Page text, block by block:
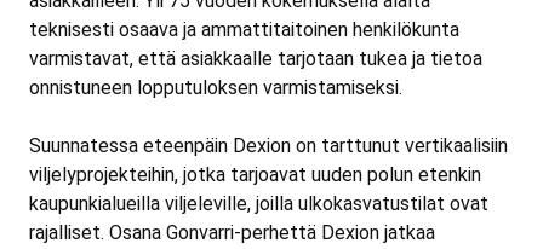
teknisesti osaava ja ammattitaitoinen henkilökunta
varmistavat, että asiakkaalle tarjotaan tukea ja tietoa
onnistuneen lopputuloksen varmistamiseksi.
Suunnatessa eteenpäin Dexion on tarttunut vertikaalisiin
viljelyprojekteihin, jotka tarjoavat uuden polun etenkin
kaupunkialueilla viljeleville, joilla ulkokasvatustilat ovat
rajalliset. Osana Gonvarri-perhettä Dexion jatkaa